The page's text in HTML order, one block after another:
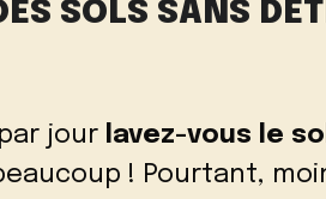
SOLS SANS
jour lavez-vous le sol
! Pourtant,